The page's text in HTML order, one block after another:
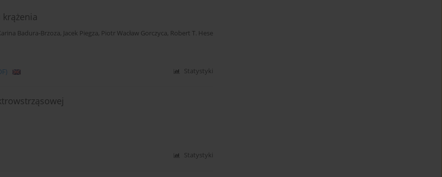
Badura-Brzoza, Jacek Piegza, Piotr Wacław Gorczyca, Robert T. Hese
Statystyki
Statystyki